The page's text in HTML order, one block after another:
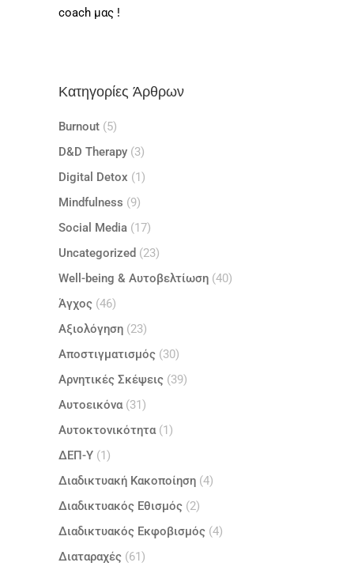
coach μας !
Κατηγορίες Άρθρων
Burnout (5)
D&D Therapy (3)
Digital Detox (1)
Mindfulness (9)
Social Media (17)
Uncategorized (23)
Well-being & Αυτοβελτίωση (40)
Άγχος (46)
Αξιολόγηση (23)
Αποστιγματισμός (30)
Αρνητικές Σκέψεις (39)
Αυτοεικόνα(31)
Αυτοκτονικότητα(1)
ΔΕΠ-Υ (1)
Διαδικτυακή Κακοποίηση (4)
Διαδικτυακός Εθισμός (2)
Διαδικτυακός Εκφοβισμός (4)
Διαταραχές (61)